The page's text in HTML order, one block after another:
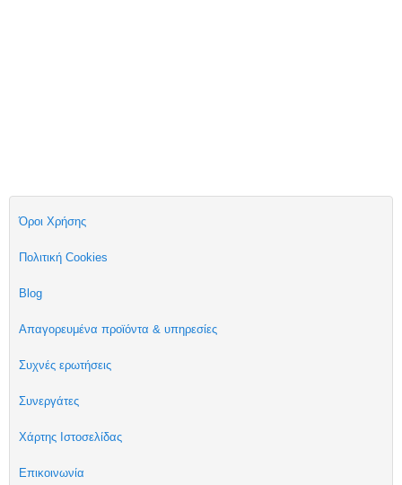
Όροι Χρήσης
Πολιτική Cookies
Blog
Απαγορευμένα προϊόντα & υπηρεσίες
Συχνές ερωτήσεις
Συνεργάτες
Χάρτης Ιστοσελίδας
Επικοινωνία